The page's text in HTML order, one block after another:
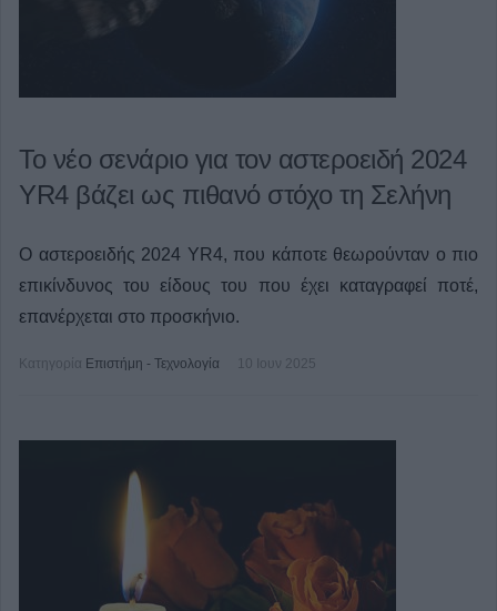
Το νέο σενάριο για τον αστεροειδή 2024
YR4 βάζει ως πιθανό στόχο τη Σελήνη
Ο αστεροειδής 2024 YR4, που κάποτε θεωρούνταν ο πιο
επικίνδυνος του είδους του που έχει καταγραφεί ποτέ,
επανέρχεται στο προσκήνιο.
Κατηγορία Επιστήμη - Τεχνολογία 10 Ιουν 2025